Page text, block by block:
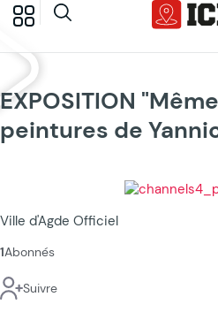
EXPOSITION
peintures de
Ville d'Agde Officiel
1Abonnés
Suivre